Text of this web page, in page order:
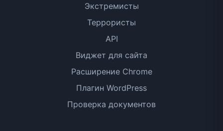
Экстремисты
Террористы
API
Виджет для сайта
Расширение Chrome
Плагин WordPress
Проверка документов